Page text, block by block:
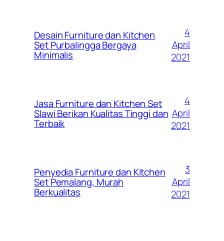
Desain Furniture dan Kitchen
Set Purbalingga Bergaya
Minimalis
4
April
2021
Jasa Furniture dan Kitchen Set
Slawi Berikan Kualitas Tinggi dan
Terbaik
4
April
2021
Penyedia Furniture dan Kitchen
Set Pemalang, Murah
Berkualitas
3
April
2021